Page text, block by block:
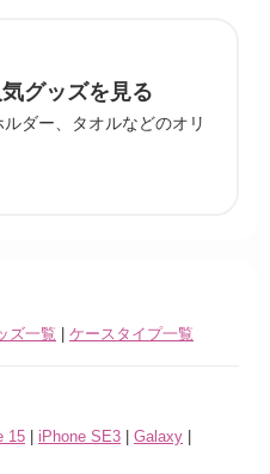
グッズを見る
ダー、タオルなどのオリ
ズ一覧 | ケースタイプ一覧
15 | iPhone SE3 | Galaxy |